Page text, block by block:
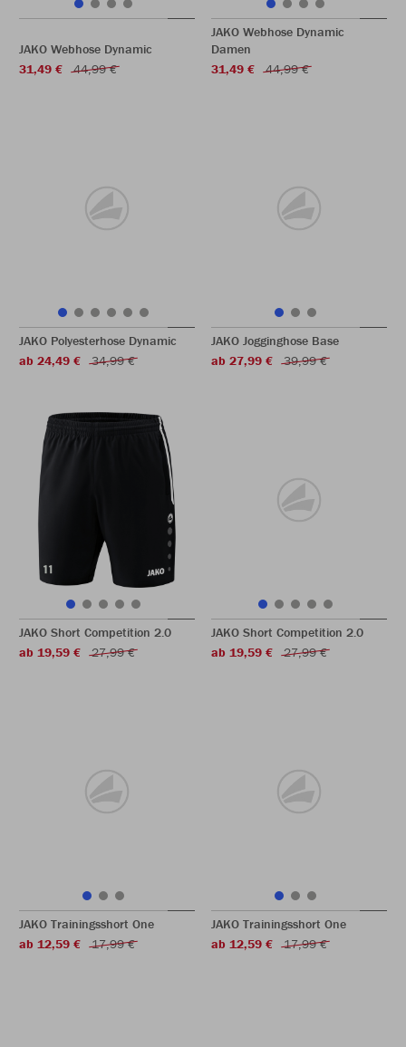
JAKO Webhose Dynamic
31,49 €
44,99 €
JAKO Webhose Dynamic
Damen
31,49 €
44,99 €
JAKO Polyesterhose Dynamic
ab 24,49 €
34,99 €
JAKO Jogginghose Base
ab 27,99 €
39,99 €
JAKO Short Competition 2.0
ab 19,59 €
27,99 €
JAKO Short Competition 2.0
ab 19,59 €
27,99 €
JAKO Trainingsshort One
ab 12,59 €
17,99 €
JAKO Trainingsshort One
ab 12,59 €
17,99 €